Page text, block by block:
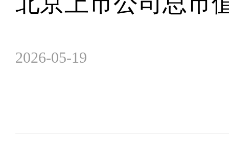
2026-05-19